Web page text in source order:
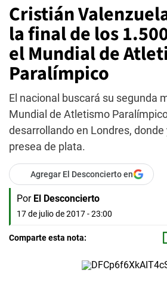
Cristián
la final de los
el Mundial de
Paralímpico
El nacional buscará su segunda
Mundial de Atletismo
desarrollando en Londres, donde
presea de plata.
Agregar El Desconcierto en
Por El Desconcierto
17 de julio de 2017 - 23:00
Comparte esta nota: